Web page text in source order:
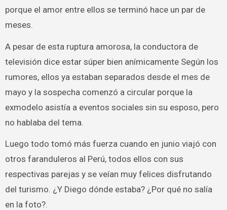
porque el amor entre ellos se terminó hace un par de
meses.
A pesar de esta ruptura amorosa, la conductora de
televisión dice estar súper bien anímicamente Según los
rumores, ellos ya estaban separados desde el mes de
mayo y la sospecha comenzó a circular porque la
exmodelo asistía a eventos sociales sin su esposo, pero
no hablaba del tema.
Luego todo tomó más fuerza cuando en junio viajó con
otros faranduleros al Perú, todos ellos con sus
respectivas parejas y se veían muy felices disfrutando
del turismo. ¿Y Diego dónde estaba? ¿Por qué no salía
en la foto?.